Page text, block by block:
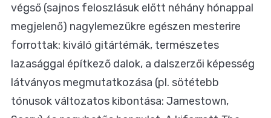
végső (sajnos feloszlásuk előtt néhány hónappal
megjelenő) nagylemezükre egészen mesterire
forrottak: kiváló gitártémák, természetes
lazasággal építkező dalok, a dalszerzői képesség
látványos megmutatkozása (pl. sötétebb
tónusok változatos kibontása: Jamestown,